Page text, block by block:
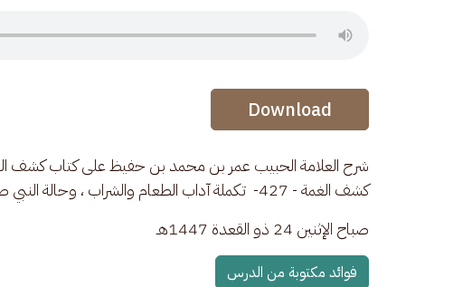
Audio Stream
Audio Stream
Download
شرح العلامة الحبيب عمر بن محمد بن حفيظ على كتاب كشف
كشف الغمة - 427-  تكملة آداب الطعام والشراب ، وحالة النبي صلى الله عليه وسلم فيما ارتضاه من زهد وقناعة
صباح الإثنين 24 ذو القعدة 1447هـ
فوائد مكتوبة من الدرس